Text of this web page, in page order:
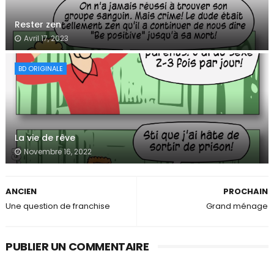
Rester zen
Avril 17, 2023
BD ORIGINALE
La vie de rêve
Novembre 16, 2022
PROCHAIN
Grand ménage
ANCIEN
Une question de franchise
PUBLIER UN COMMENTAIRE